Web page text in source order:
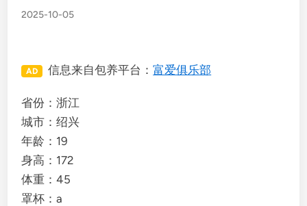
2025-10-05
AD 信息来自包养平台：富爱俱乐部
省份：浙江
城市：绍兴
年龄：19
身高：172
体重：45
罩杯：a